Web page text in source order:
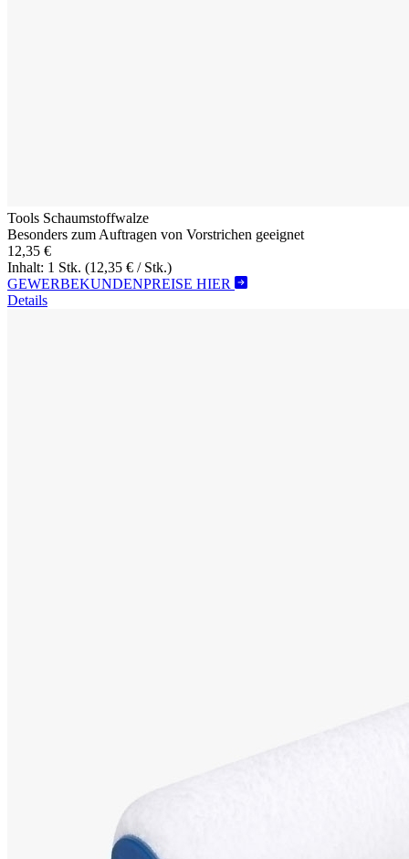
Tools Schaumstoffwalze
Besonders zum Auftragen von Vorstrichen geeignet
12,35 €
Inhalt: 1 Stk. (12,35 € / Stk.)
GEWERBEKUNDENPREISE HIER
Details